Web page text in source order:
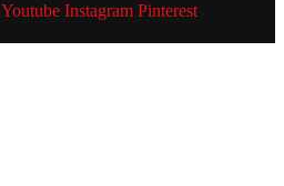
Youtube Instagram Pinterest